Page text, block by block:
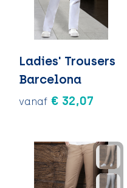
Ladies' Trousers
Barcelona
vanaf € 32,07